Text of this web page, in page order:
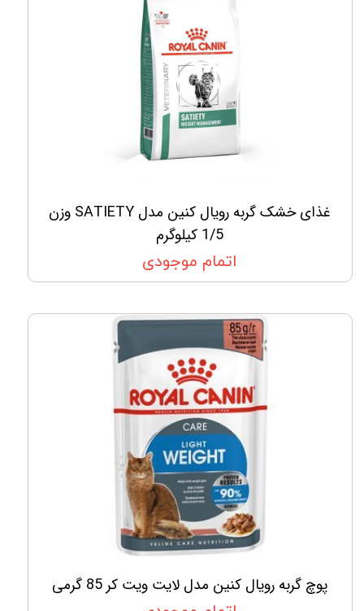
غذای خشک گربه رویال کنین مدل SATIETY وزن
1/5 کیلوگرم
اتمام موجودی
پوچ گربه رویال کنین مدل لایت ویت کر 85 گرمی